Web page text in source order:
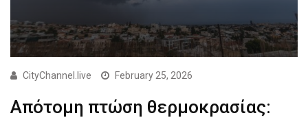
CityChannel.live February 25, 2026
Απότομη πτώση θερμοκρασίας: